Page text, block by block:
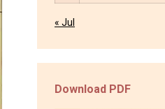
« Jul
Download PDF